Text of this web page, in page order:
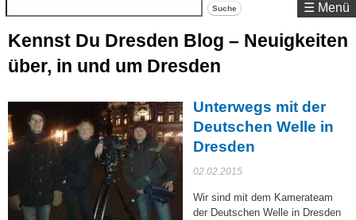
☰ Menü
Kennst Du Dresden Blog – Neuigkeiten
über, in und um Dresden
Unterwegs mit der
Deutschen Welle in
Dresden
02.02.2015
Wir sind mit dem Kamerateam
der Deutschen Welle in Dresden